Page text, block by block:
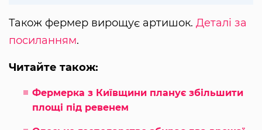
Також фермер вирощує артишок. Деталі за
посиланням.
Читайте також:
Фермерка з Київщини планує збільшити
площі під ревенем